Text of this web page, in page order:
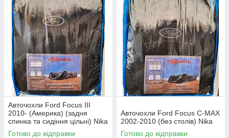
Авточохли Ford Focus III
2010- (Америка) (задня
спинка та сидіння цільні) Nika
Готово до відправки
Авточохли Ford Focus C-MAX
2002-2010 (без столів) Nika
Готово до відправки